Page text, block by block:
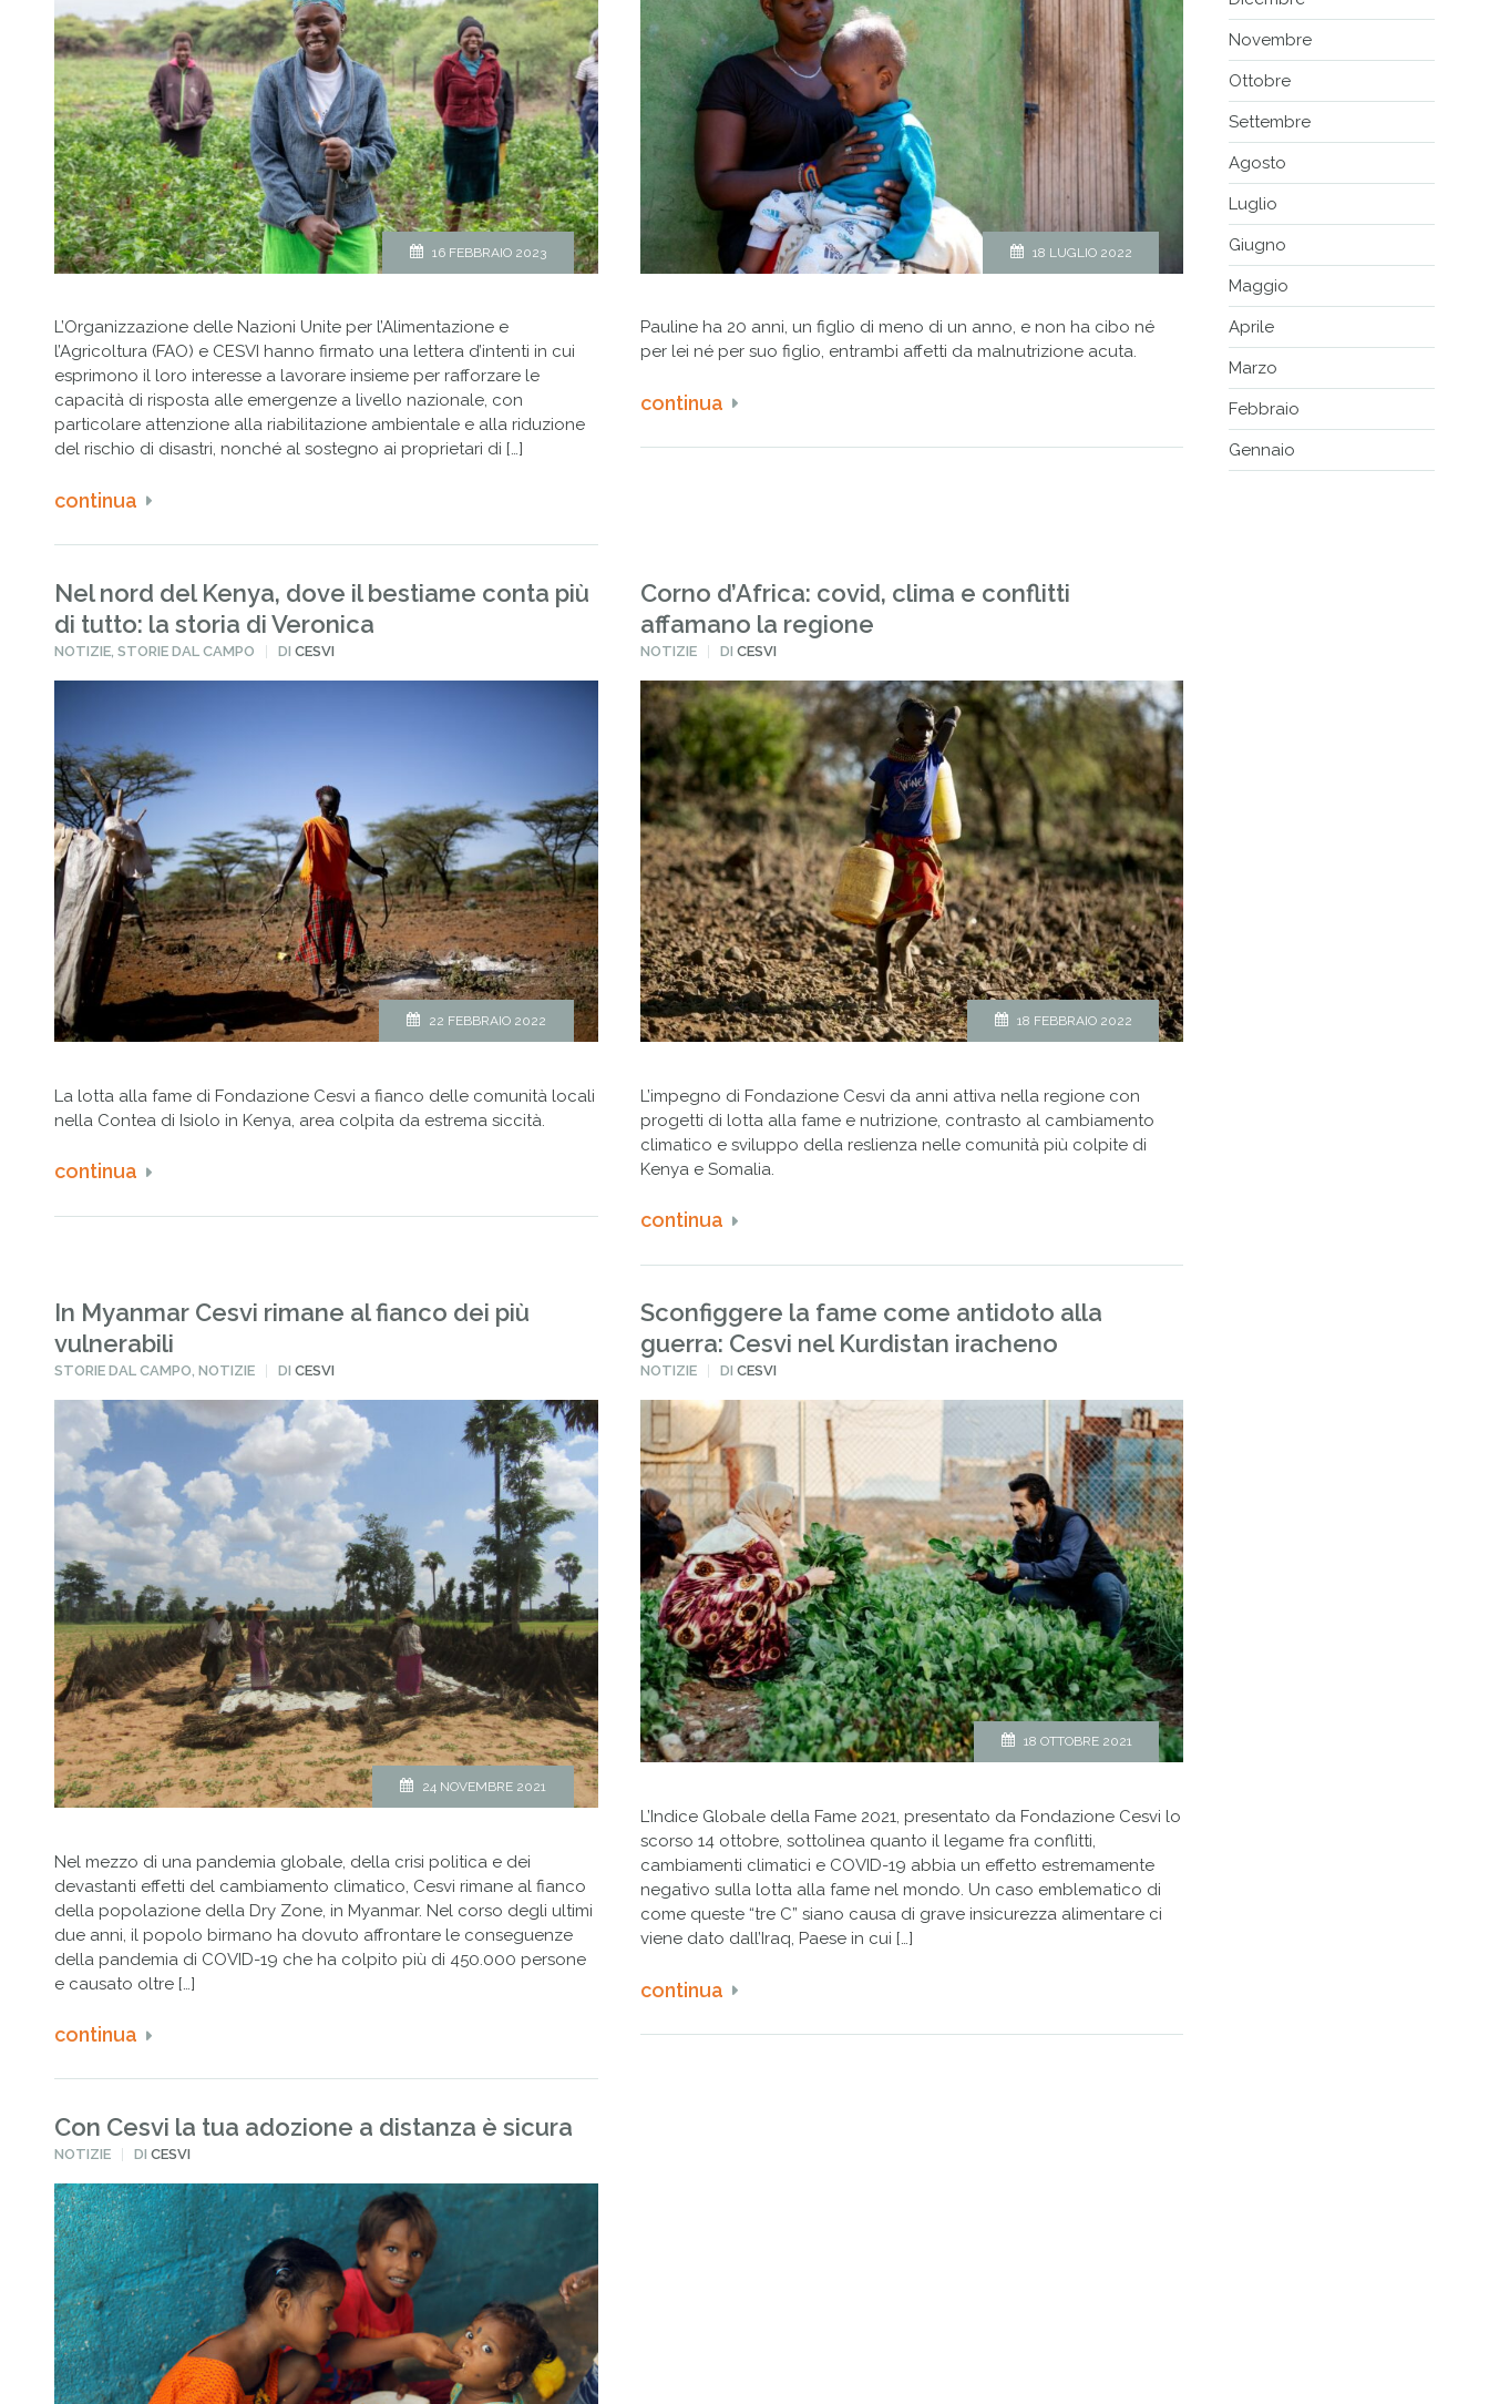
16 FEBBRAIO 2023
L’Organizzazione delle Nazioni Unite per l’Alimentazione e
l’Agricoltura (FAO) e CESVI hanno firmato una lettera d’intenti in cui
esprimono il loro interesse a lavorare insieme per rafforzare le
capacità di risposta alle emergenze a livello nazionale, con
particolare attenzione alla riabilitazione ambientale e alla riduzione
del rischio di disastri, nonché al sostegno ai proprietari di […]
continua
18 LUGLIO 2022
Pauline ha 20 anni, un figlio di meno di un anno, e non ha cibo né
per lei né per suo figlio, entrambi affetti da malnutrizione acuta.
continua
Nel nord del Kenya, dove il bestiame conta più
di tutto: la storia di Veronica
PUBBLICATO
NOTIZIE,STORIE DAL CAMPO DICESVI
22 FEBBRAIO 2022
La lotta alla fame di Fondazione Cesvi a fianco delle comunità locali
nella Contea di Isiolo in Kenya, area colpita da estrema siccità.
continua
Corno d’Africa: covid, clima e conflitti
affamano la regione
PUBBLICATO
NOTIZIE DICESVI
18 FEBBRAIO 2022
L’impegno di Fondazione Cesvi da anni attiva nella regione con
progetti di lotta alla fame e nutrizione, contrasto al cambiamento
climatico e sviluppo della reslienza nelle comunità più colpite di
Kenya e Somalia.
continua
In Myanmar Cesvi rimane al fianco dei più
vulnerabili
PUBBLICATO
STORIE DAL CAMPO,NOTIZIE DICESVI
24 NOVEMBRE 2021
Nel mezzo di una pandemia globale, della crisi politica e dei
devastanti effetti del cambiamento climatico, Cesvi rimane al fianco
della popolazione della Dry Zone, in Myanmar. Nel corso degli ultimi
due anni, il popolo birmano ha dovuto affrontare le conseguenze
della pandemia di COVID-19 che ha colpito più di 450.000 persone
e causato oltre […]
continua
Sconfiggere la fame come antidoto alla
guerra: Cesvi nel Kurdistan iracheno
PUBBLICATO
NOTIZIE DICESVI
18 OTTOBRE 2021
L’Indice Globale della Fame 2021, presentato da Fondazione Cesvi lo
scorso 14 ottobre, sottolinea quanto il legame fra conflitti,
cambiamenti climatici e COVID-19 abbia un effetto estremamente
negativo sulla lotta alla fame nel mondo. Un caso emblematico di
come queste “tre C” siano causa di grave insicurezza alimentare ci
viene dato dall’Iraq, Paese in cui […]
continua
Con Cesvi la tua adozione a distanza è sicura
PUBBLICATO
NOTIZIE DICESVI
Novembre
Ottobre
Settembre
Agosto
Luglio
Giugno
Maggio
Aprile
Marzo
Febbraio
Gennaio